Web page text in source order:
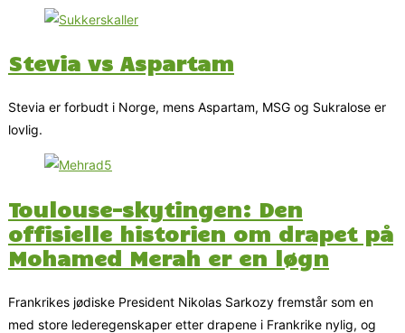
Stevia vs Aspartam
Stevia er forbudt i Norge, mens Aspartam, MSG og Sukralose er
lovlig.
Toulouse-skytingen: Den
offisielle historien om drapet på
Mohamed Merah er en løgn
Frankrikes jødiske President Nikolas Sarkozy fremstår som en
med store lederegenskaper etter drapene i Frankrike nylig, og